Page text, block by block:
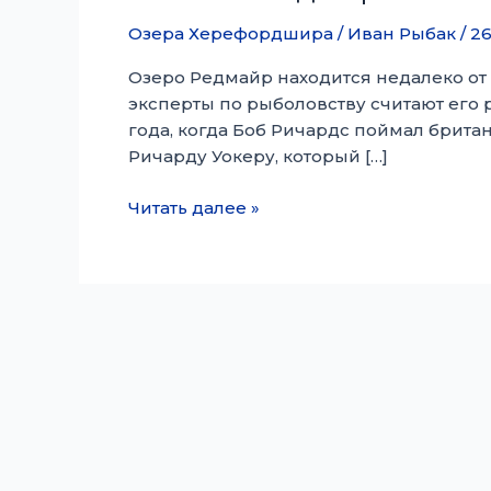
Озера Херефордшира / Иван Рыбак /
Озеро Редмайр находится недалеко от
эксперты по рыболовству считают
года, когда Боб Ричардс поймал
Ричарду Уокеру, который […]
Бассейн
Читать далее »